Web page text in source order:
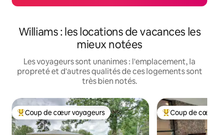
Williams : les locations de vacances les
mieux notées
Les voyageurs sont unanimes : l'emplacement, la
propreté et d'autres qualités de ces logements sont
très bien notés.
Coup de cœur voyageurs parmi les plus aimés
Coup de cœur voyageurs Coup de cœur
Coup de cœur